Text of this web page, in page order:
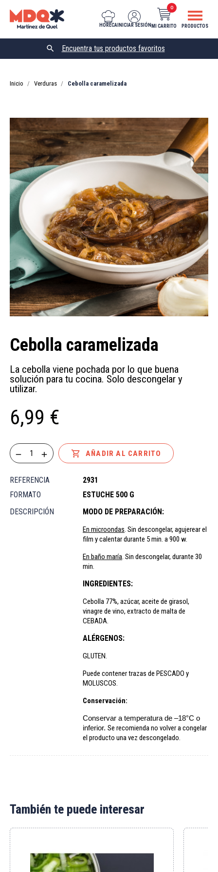
HORECA INICIAR SESIÓN MI CARRITO
0
PRODUCTOS

Inicio Verduras Cebolla caramelizada
Cebolla caramelizada
La cebolla viene pochada por lo que buena
solución para tu cocina. Solo descongelar y
utilizar.
6,99 €
 AÑADIR AL CARRITO
REFERENCIA
2931
FORMATO
ESTUCHE 500 G
DESCRIPCIÓN
MODO DE PREPARACIÓN:
En microondas. Sin descongelar, agujerear el
film y calentar durante 5 min. a 900 w.
En baño maría. Sin descongelar, durante 30
min.
INGREDIENTES:
Cebolla 77%, azúcar, aceite de girasol,
vinagre de vino, extracto de malta de
CEBADA.
ALÉRGENOS:
GLUTEN.
Puede contener trazas de PESCADO y
MOLUSCOS.
Conservación:
Conservar a temperatura de –18°C o
inferior. Se recomienda no volver a congelar
el producto una vez descongelado.
También te puede interesar